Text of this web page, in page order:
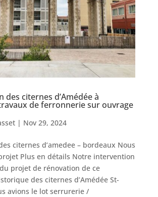
des citernes d’Amédée à
de ferronnerie sur ouvrage
| Nov 29, 2024
citernes d’amedee – bordeaux Nous
Plus en détails Notre intervention
projet de rénovation de ce
des citernes d’Amédée St-
avions le lot serrurerie /